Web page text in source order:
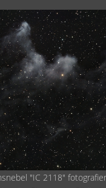
"IC 2118"